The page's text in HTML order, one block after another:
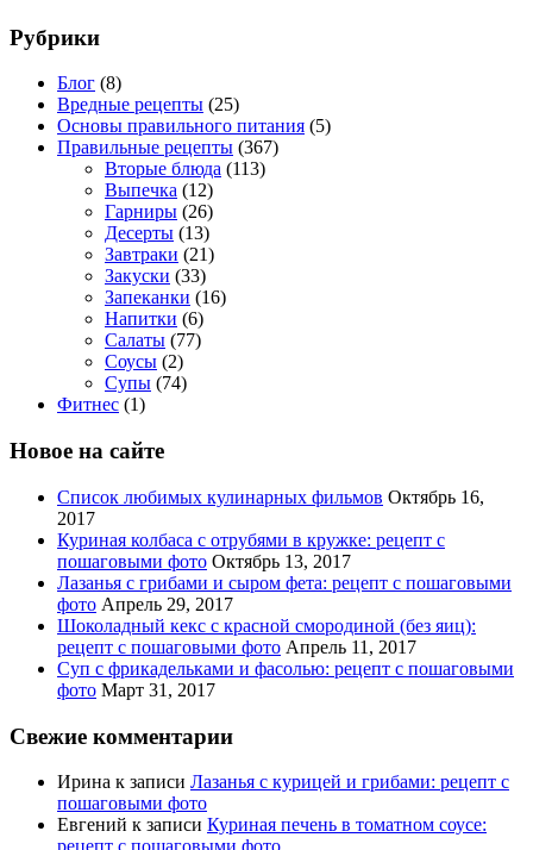
Рубрики
Блог (8)
Вредные рецепты (25)
Основы правильного питания (5)
Правильные рецепты (367)
Вторые блюда (113)
Выпечка (12)
Гарниры (26)
Десерты (13)
Завтраки (21)
Закуски (33)
Запеканки (16)
Напитки (6)
Салаты (77)
Соусы (2)
Супы (74)
Фитнес (1)
Новое на сайте
Список любимых кулинарных фильмов Октябрь 16,
2017
Куриная колбаса с отрубями в кружке: рецепт с
пошаговыми фото Октябрь 13, 2017
Лазанья с грибами и сыром фета: рецепт с пошаговыми
фото Апрель 29, 2017
Шоколадный кекс с красной смородиной (без яиц):
рецепт с пошаговыми фото Апрель 11, 2017
Суп с фрикадельками и фасолью: рецепт с пошаговыми
фото Март 31, 2017
Свежие комментарии
Ирина к записи Лазанья с курицей и грибами: рецепт с
пошаговыми фото
Евгений к записи Куриная печень в томатном соусе: